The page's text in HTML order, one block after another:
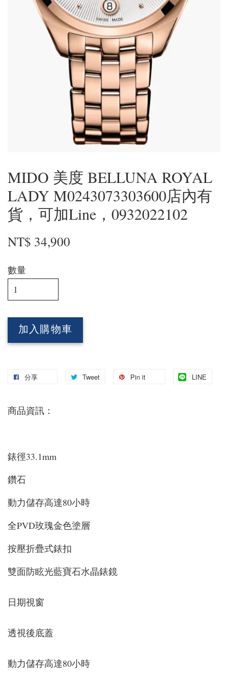
MIDO 美度 BELLUNA ROYAL
LADY M0243073303600店內有
貨，可加Line，0932022102
NT$ 34,900
數量
加入購物車
分享 Tweet Pin it LINE
商品資訊：
錶徑33.1mm
鑽石
動力儲存高達80小時
全PVD玫瑰金色塗層
按壓折疊式錶扣
雙面防眩光藍寶石水晶錶鏡
日期視窗
透視後底蓋
動力儲存高達80小時